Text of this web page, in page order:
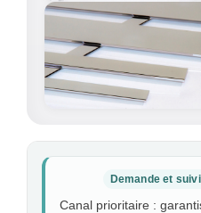
Demande et
Canal prioritaire :